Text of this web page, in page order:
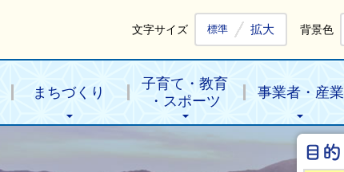
文字サイズ 標準 拡大 背景色
まちづくり
子育て・教育
・スポーツ
事業者・産業